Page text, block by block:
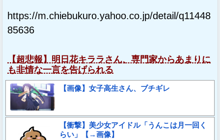
https://m.chiebukuro.yahoo.co.jp/detail/q11448
85636
【超悲報】明日花キララさん、専門家からあまりに
も非情な一言を告げられる
【画像】女子高生さん、ブチギレ
【衝撃】美少女アイドル「うんこは月一回く
らい」【→画像】